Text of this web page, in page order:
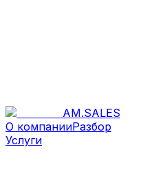
AM.SALES
О компанииРазбор
Услуги